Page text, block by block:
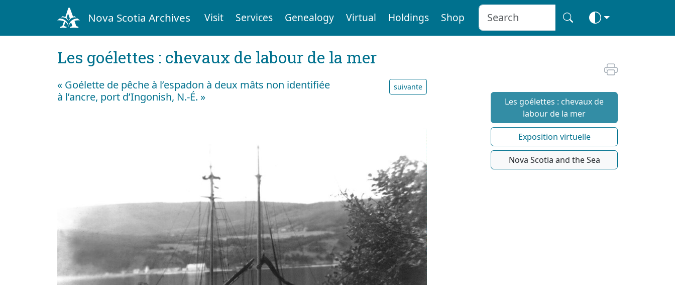
Nova Scotia Archives Visit Services Genealogy Virtual Holdings Shop
Les goélettes : chevaux de labour de la mer
« Goélette de pêche à l’espadon à deux mâts non identifiée
à l’ancre, port d’Ingonish, N.-É. »
suivante
Les goélettes : chevaux de
labour de la mer
Exposition virtuelle
Nova Scotia and the Sea